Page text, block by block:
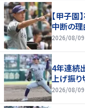
【甲子
中断の理
2026/08/
4年連続
上げ振
2026/08/